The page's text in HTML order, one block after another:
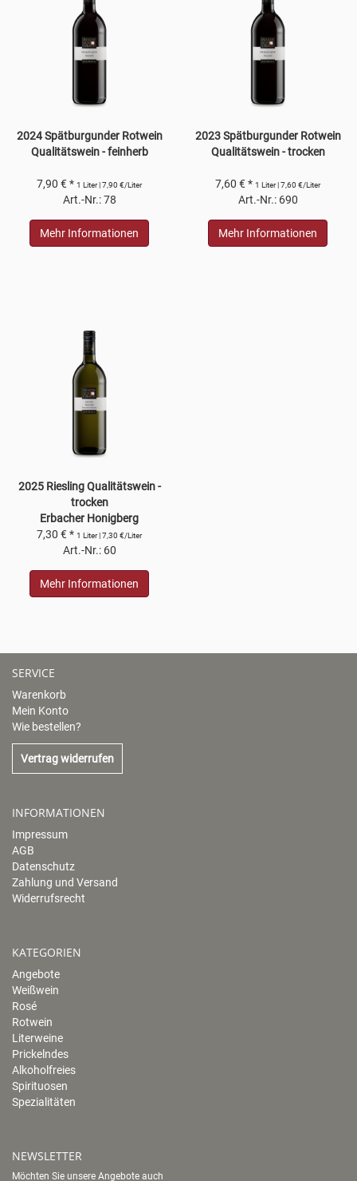
2024 Spätburgunder Rotwein
Qualitätswein - feinherb
7,90 € * 1 Liter | 7,90 €/Liter
Art.-Nr.: 78
Mehr Informationen
2023 Spätburgunder Rotwein
Qualitätswein - trocken
7,60 € * 1 Liter | 7,60 €/Liter
Art.-Nr.: 690
Mehr Informationen
2025 Riesling Qualitätswein -
trocken
Erbacher Honigberg
7,30 € * 1 Liter | 7,30 €/Liter
Art.-Nr.: 60
Mehr Informationen
SERVICE
Warenkorb
Mein Konto
Wie bestellen?
Vertrag widerrufen
INFORMATIONEN
Impressum
AGB
Datenschutz
Zahlung und Versand
Widerrufsrecht
KATEGORIEN
Angebote
Weißwein
Rosé
Rotwein
Literweine
Prickelndes
Alkoholfreies
Spirituosen
Spezialitäten
NEWSLETTER
Möchten Sie unsere Angebote auch